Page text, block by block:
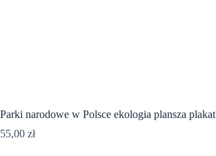
Parki narodowe w Polsce ekologia plansza plakat
55,00 zł